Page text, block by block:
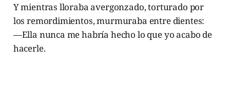
Y mientras lloraba avergonzado, torturado por
los remordimientos, murmuraba entre dientes:
—Ella nunca me habría hecho lo que yo acabo de
hacerle.